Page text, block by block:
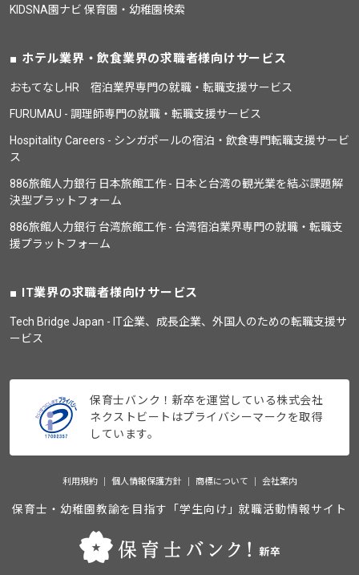
KIDSNA園ナビ 保育園・幼稚園検索
ホテル業界・飲食業界の求職者様向けサービス
おもてなしHR 宿泊業界専門の就職・転職支援サービス
FURUMAU - 調理師専門の就職・転職支援サービス
Hospitality Careers - シンガポールの宿泊・飲食専門転職支援サービ
ス
886旅館人力銀行 日本旅館工作 - 日本と台湾の観光業を結ぶ課題解
決型プラットフォーム
886旅館人力銀行 台湾旅館工作 - 台湾宿泊業界専門の就職・転職支
援プラットフォーム
IT業界の求職者様向けサービス
Tech Bridge Japan - IT企業、成長企業、外国人のための転職支援サ
ービス
保育士バンク！新卒を運営している株式会社
ネクストビートはプライバシーマークを取得
しています。
利用規約 個人情報保護方針 商標について 会社案内
保育士・幼稚園教諭を目指す「学生向け」就職活動情報サイト